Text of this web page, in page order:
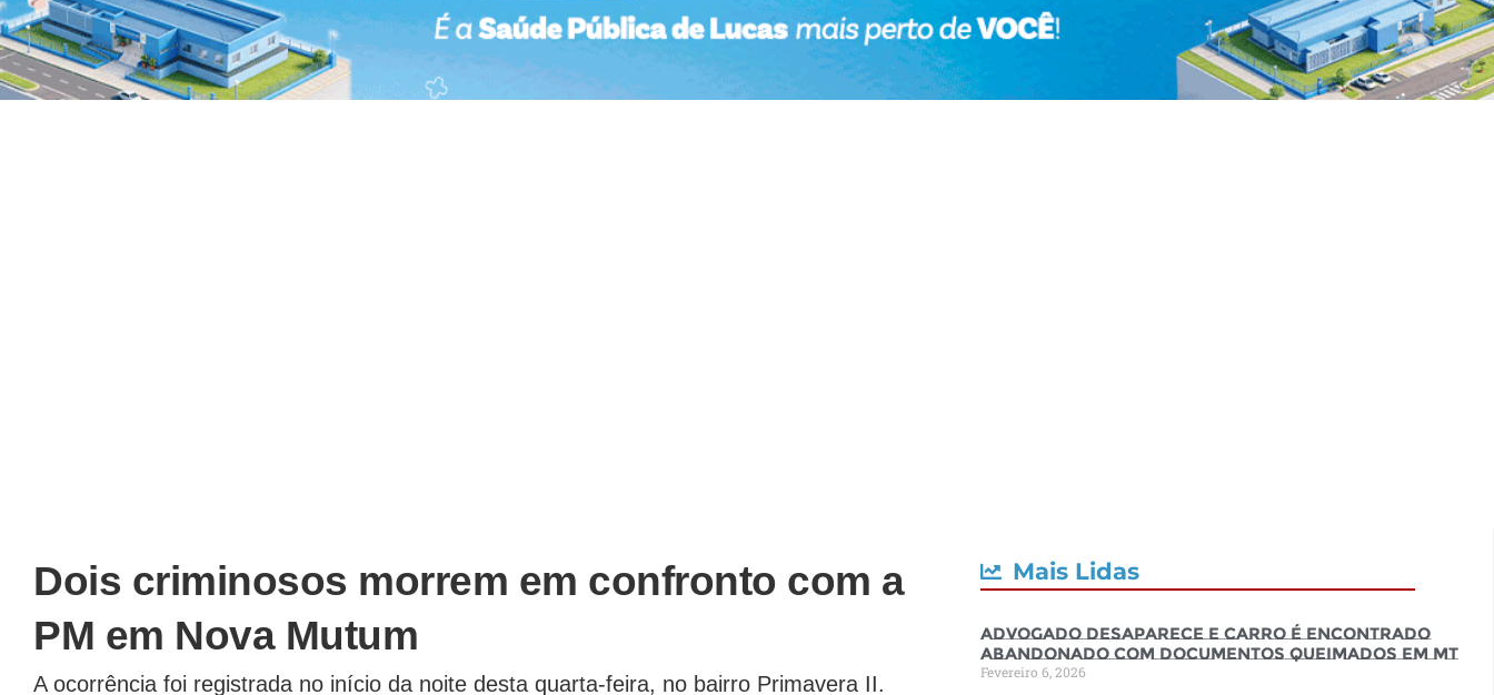
Dois criminosos morrem em confronto com a
PM em Nova Mutum
A ocorrência foi registrada no início da noite desta quarta-feira, no bairro Primavera II.
Mais Lidas
Advogado desaparece e carro é encontrado
abandonado com documentos queimados em MT
Fevereiro 6, 2026